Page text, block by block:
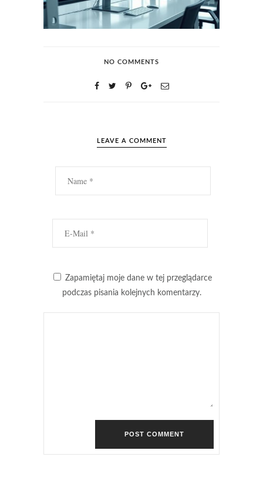
NO COMMENTS
LEAVE A COMMENT
Zapamiętaj moje dane w tej przeglądarce
podczas pisania kolejnych komentarzy.